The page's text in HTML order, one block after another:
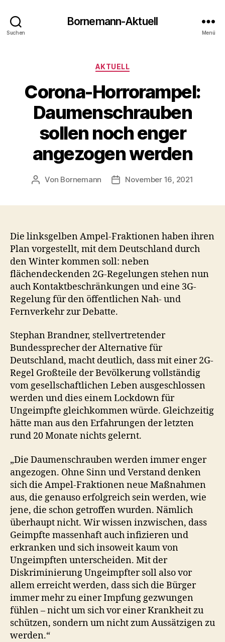
Suchen
Bornemann-Aktuell
Menü
Kategorien
AKTUELL
Corona-Horrorampel:
Daumenschrauben
sollen noch enger
angezogen werden
Beitragsautor
Von Bornemann Veröffentlichungsdatum
November 16, 2021
Die linksgelben Ampel-Fraktionen haben ihren
Plan vorgestellt, mit dem Deutschland durch
den Winter kommen soll: neben
flächendeckenden 2G-Regelungen stehen nun
auch Kontaktbeschränkungen und eine 3G-
Regelung für den öffentlichen Nah- und
Fernverkehr zur Debatte.
Stephan Brandner, stellvertretender
Bundessprecher der Alternative für
Deutschland, macht deutlich, dass mit einer 2G-
Regel Großteile der Bevölkerung vollständig
vom gesellschaftlichen Leben ausgeschlossen
werden und dies einem Lockdown für
Ungeimpfte gleichkommen würde. Gleichzeitig
hätte man aus den Erfahrungen der letzten
rund 20 Monate nichts gelernt.
„Die Daumenschrauben werden immer enger
angezogen. Ohne Sinn und Verstand denken
sich die Ampel-Fraktionen neue Maßnahmen
aus, die genauso erfolgreich sein werden, wie
jene, die schon getroffen wurden. Nämlich
überhaupt nicht. Wir wissen inzwischen, dass
Geimpfte massenhaft auch infizieren und
erkranken und sich insoweit kaum von
Ungeimpften unterscheiden. Mit der
Diskriminierung Ungeimpfter soll also vor
allem erreicht werden, dass sich die Bürger
immer mehr zu einer Impfung gezwungen
fühlen – nicht um sich vor einer Krankheit zu
schützen, sondern um nicht zum Aussätzigen zu
werden.“